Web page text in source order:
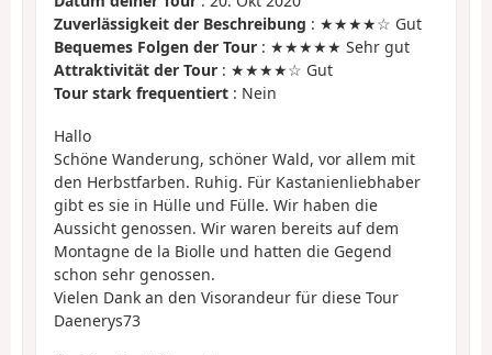
Zuverlässigkeit der Beschreibung : ★★★★☆ Gut
Bequemes Folgen der Tour : ★★★★★ Sehr gut
Attraktivität der Tour : ★★★★☆ Gut
Tour stark frequentiert : Nein
Hallo
Schöne Wanderung, schöner Wald, vor allem mit
den Herbstfarben. Ruhig. Für Kastanienliebhaber
gibt es sie in Hülle und Fülle. Wir haben die
Aussicht genossen. Wir waren bereits auf dem
Montagne de la Biolle und hatten die Gegend
schon sehr genossen.
Vielen Dank an den Visorandeur für diese Tour
Daenerys73